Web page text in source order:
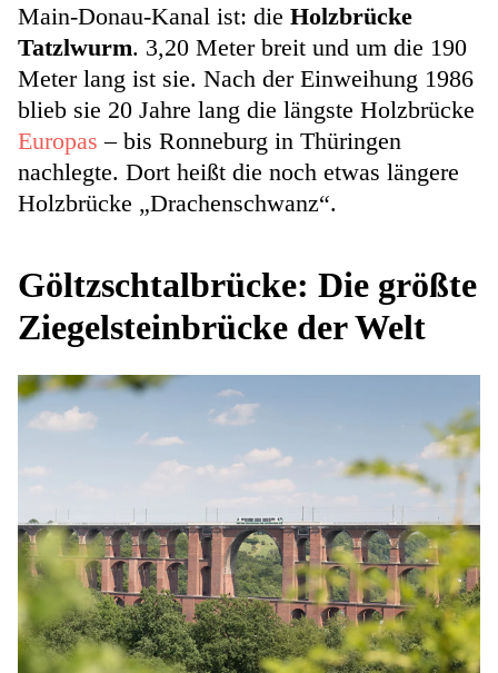
Main-Donau-Kanal ist: die Holzbrücke
Tatzlwurm. 3,20 Meter breit und um die 190
Meter lang ist sie. Nach der Einweihung 1986
blieb sie 20 Jahre lang die längste Holzbrücke
Europas – bis Ronneburg in Thüringen
nachlegte. Dort heißt die noch etwas längere
Holzbrücke „Drachenschwanz“.
Göltzschtalbrücke: Die größte
Ziegelsteinbrücke der Welt